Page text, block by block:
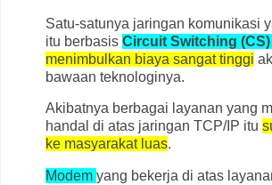
Satu-satunya jaringan komunikasi
itu berbasis Circuit Switching (CS)
menimbulkan biaya sangat tinggi
bawaan teknologinya.
Akibatnya berbagai layanan yang
handal di atas jaringan TCP/IP itu
ke masyarakat luas.
Modem yang bekerja di atas